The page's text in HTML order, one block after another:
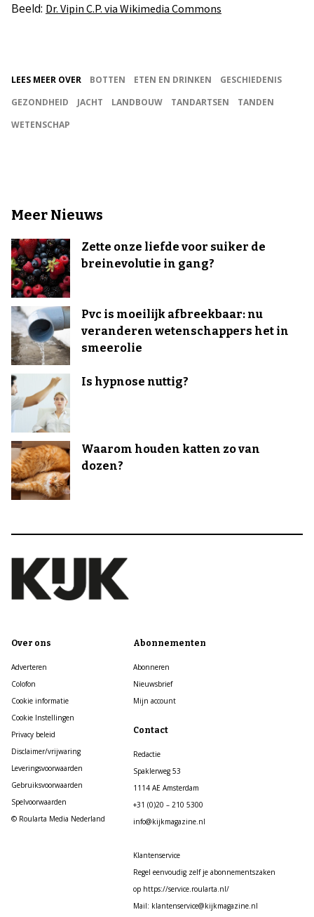
Beeld: Dr. Vipin C.P. via Wikimedia Commons
LEES MEER OVER BOTTEN ETEN EN DRINKEN
GESCHIEDENIS
GEZONDHEID
JACHT LANDBOUW TANDARTSEN
TANDEN
WETENSCHAP
Meer Nieuws
Zette onze liefde voor suiker de
breinevolutie in gang?
Pvc is moeilijk afbreekbaar: nu
veranderen wetenschappers het in
smeerolie
Is hypnose nuttig?
Waarom houden katten zo van
dozen?
Over ons
Adverteren
Colofon
Cookie informatie
Cookie Instellingen
Privacy beleid
Disclaimer/vrijwaring
Leveringsvoorwaarden
Gebruiksvoorwaarden
Spelvoorwaarden
© Roularta Media Nederland
Abonnementen
Abonneren
Nieuwsbrief
Mijn account
Contact
Redactie
Spaklerweg 53
1114 AE Amsterdam
+31 (0)20 – 210 5300
info@kijkmagazine.nl
Klantenservice
Regel eenvoudig zelf je abonnementszaken
op https://service.roularta.nl/
Mail: klantenservice@kijkmagazine.nl